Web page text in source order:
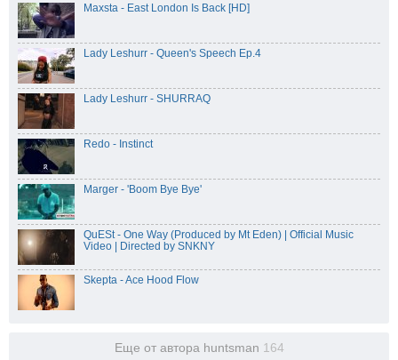
Maxsta - East London Is Back [HD]
Lady Leshurr - Queen's Speech Ep.4
Lady Leshurr - SHURRAQ
Redo - Instinct
Marger - 'Boom Bye Bye'
QuESt - One Way (Produced by Mt Eden) | Official Music
Video | Directed by SNKNY
Skepta - Ace Hood Flow
Еще от автора huntsman 164